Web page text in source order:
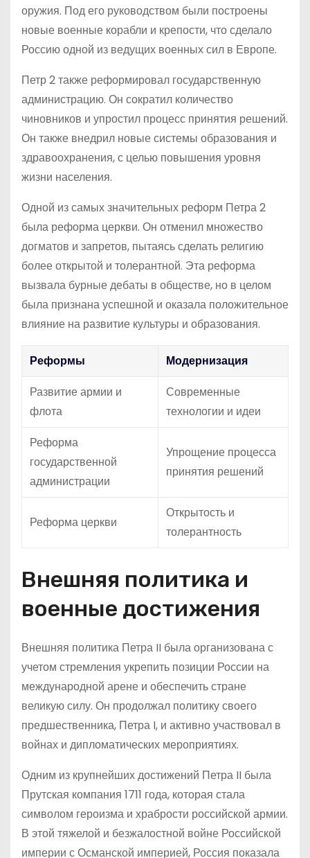
оружия. Под его руководством были построены
новые военные корабли и крепости, что сделало
Россию одной из ведущих военных сил в Европе.
Петр 2 также реформировал государственную
администрацию. Он сократил количество
чиновников и упростил процесс принятия решений.
Он также внедрил новые системы образования и
здравоохранения, с целью повышения уровня
жизни населения.
Одной из самых значительных реформ Петра 2
была реформа церкви. Он отменил множество
догматов и запретов, пытаясь сделать религию
более открытой и толерантной. Эта реформа
вызвала бурные дебаты в обществе, но в целом
была признана успешной и оказала положительное
влияние на развитие культуры и образования.
Реформы
Модернизация
Развитие армии и
флота
Современные
технологии и идеи
Реформа
государственной
администрации
Упрощение процесса
принятия решений
Реформа церкви
Открытость и
толерантность
Внешняя политика и
военные достижения
Внешняя политика Петра II была организована с
учетом стремления укрепить позиции России на
международной арене и обеспечить стране
великую силу. Он продолжал политику своего
предшественника, Петра I, и активно участвовал в
войнах и дипломатических мероприятиях.
Одним из крупнейших достижений Петра II была
Прутская компания 1711 года, которая стала
символом героизма и храбрости российской армии.
В этой тяжелой и безжалостной войне Российской
империи с Османской империей, Россия показала